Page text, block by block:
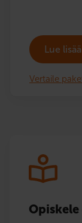
Lue
Vertaile